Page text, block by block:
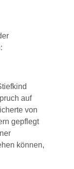
auf
von
gepflegt
können,